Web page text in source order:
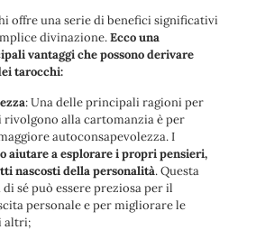
offre una serie di benefici significativi
divinazione.Ecco una
vantaggi che possono derivare
tarocchi:
: Una delle principali ragioni per
rivolgono alla cartomanzia è per
autoconsapevolezza. I
aiutare a esplorare i propri pensieri,
nascosti della personalità. Questa
sé può essere preziosa per il
personale e per migliorare le
altri;